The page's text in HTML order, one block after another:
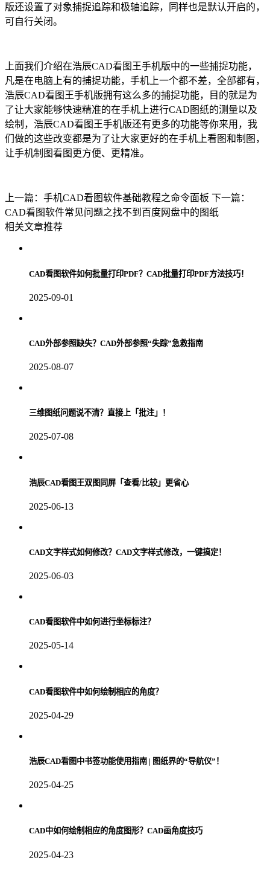
版还设置了对象捕捉追踪和极轴追踪，同样也是默认开启的，
可自行关闭。
上面我们介绍在浩辰CAD看图王手机版中的一些捕捉功能，
凡是在电脑上有的捕捉功能，手机上一个都不差，全部都有，
浩辰CAD看图王手机版拥有这么多的捕捉功能，目的就是为
了让大家能够快速精准的在手机上进行CAD图纸的测量以及
绘制，浩辰CAD看图王手机版还有更多的功能等你来用，我
们做的这些改变都是为了让大家更好的在手机上看图和制图，
让手机制图看图更方便、更精准。
上一篇：手机CAD看图软件基础教程之命令面板 下一篇：
CAD看图软件常见问题之找不到百度网盘中的图纸
相关文章推荐
CAD看图软件如何批量打印PDF？CAD批量打印PDF方法技巧！
2025-09-01
CAD外部参照缺失？CAD外部参照“失踪”急救指南
2025-08-07
三维图纸问题说不清？直接上「批注」！
2025-07-08
浩辰CAD看图王双图同屏「查看/比较」更省心
2025-06-13
CAD文字样式如何修改？CAD文字样式修改，一键搞定！
2025-06-03
CAD看图软件中如何进行坐标标注？
2025-05-14
CAD看图软件中如何绘制相应的角度？
2025-04-29
浩辰CAD看图中书签功能使用指南 | 图纸界的“导航仪”！
2025-04-25
CAD中如何绘制相应的角度图形？CAD画角度技巧
2025-04-23